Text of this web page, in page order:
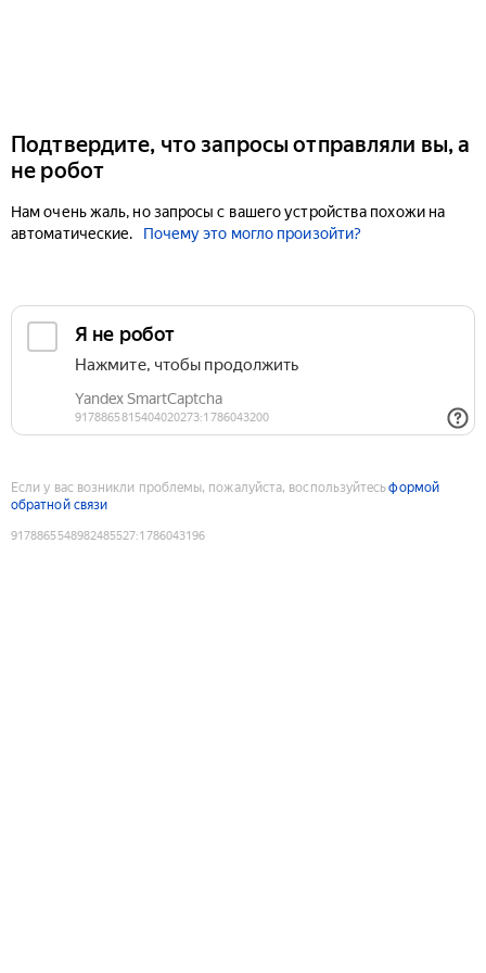
Подтвердите, что запросы отправляли вы, а
не робот
Нам очень жаль, но запросы с вашего устройства похожи на
автоматические.
Почему это могло произойти?
Если у вас возникли проблемы, пожалуйста, воспользуйтесьформой
обратной связи
9178865548982485527:1786043196